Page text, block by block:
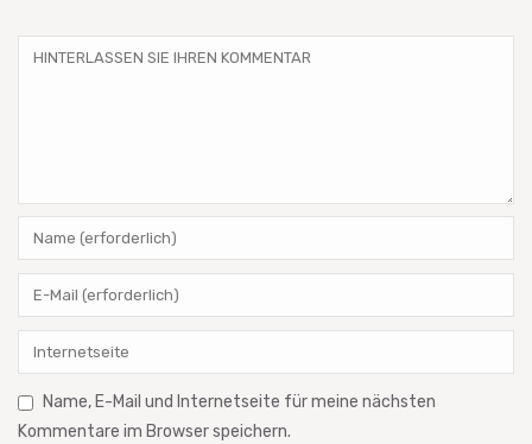
Name, E-Mail und Internetseite für meine nächsten
Kommentare im Browser speichern.